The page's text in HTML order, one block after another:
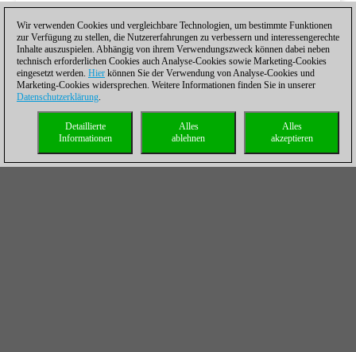
Wir verwenden Cookies und vergleichbare Technologien, um bestimmte Funktionen
zur Verfügung zu stellen, die Nutzererfahrungen zu verbessern und interessengerechte
Inhalte auszuspielen. Abhängig von ihrem Verwendungszweck können dabei neben
technisch erforderlichen Cookies auch Analyse-Cookies sowie Marketing-Cookies
eingesetzt werden. Hier können Sie der Verwendung von Analyse-Cookies und
Marketing-Cookies widersprechen. Weitere Informationen finden Sie in unserer
Datenschutzerklärung.
Alles
akzeptieren
Alles
ablehnen
Detaillierte
Informationen